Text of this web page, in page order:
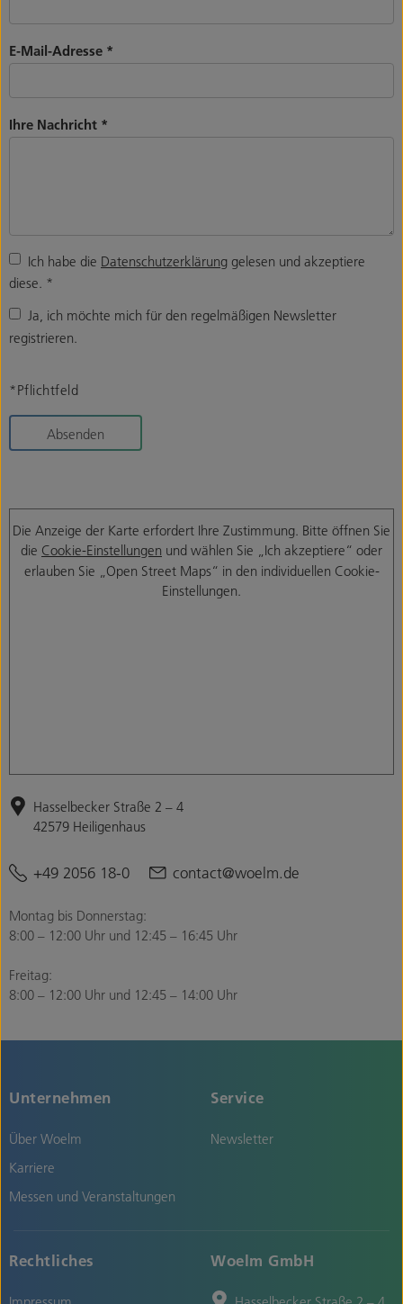
E-Mail-Adresse *
Ihre Nachricht *
Ich habe die Datenschutzerklärung gelesen und akzeptiere
diese. *
Ja, ich möchte mich für den regelmäßigen Newsletter
registrieren.
*Pflichtfeld
Absenden
Die Anzeige der Karte erfordert Ihre Zustimmung. Bitte öffnen Sie
die Cookie-Einstellungen und wählen Sie „Ich akzeptiere“ oder
erlauben Sie „Open Street Maps“ in den individuellen Cookie-
Einstellungen.
Hasselbecker Straße 2 – 4
42579 Heiligenhaus
+49 2056 18-0 contact@woelm.de
Montag bis Donnerstag:
8:00 – 12:00 Uhr und 12:45 – 16:45 Uhr
Freitag:
8:00 – 12:00 Uhr und 12:45 – 14:00 Uhr
Unternehmen
Über Woelm
Karriere
Messen und Veranstaltungen
Service
Newsletter
Rechtliches Woelm GmbH